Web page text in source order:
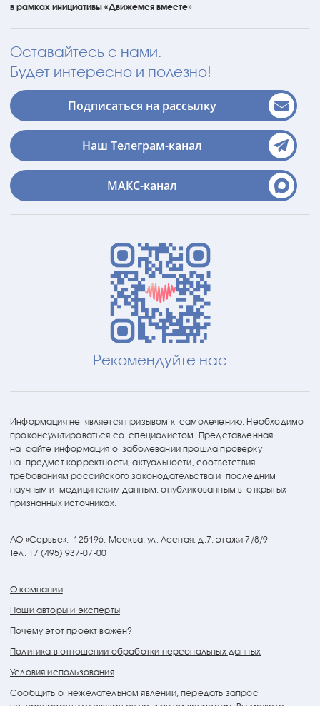
в рамках инициативы «Движемся вместе»
Оставайтесь с нами.
Будет интересно и полезно!
Подписаться на рассылку
Наш Телеграм-канал
МАКС-канал
О компании
Наши авторы и эксперты
Почему этот проект важен?
Политика в отношении обработки персональных данных
Условия использования
Сообщить о нежелательном явлении, передать запрос
АО «Сервье», 125196, Москва, ул. Лесная, д.7, этажи 7/8/9
Тел. +7 (495) 937-07-00
Информация не является призывом к самолечению. Необходимо
проконсультироваться со специалистом. Представленная
на сайте информация о заболевании прошла проверку
на предмет корректности, актуальности, соответствия
требованиям российского законодательства и последним
научным и медицинским данным, опубликованным в открытых
признанных источниках.
Рекомендуйте нас